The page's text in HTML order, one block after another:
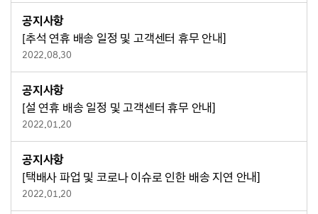
공지사항
[추석 연휴 배송 일정 및 고객센터 휴무 안내]
2022.08.30
공지사항
[설 연휴 배송 일정 및 고객센터 휴무 안내]
2022.01.20
공지사항
[택배사 파업 및 코로나 이슈로 인한 배송 지연 안내]
2022.01.20